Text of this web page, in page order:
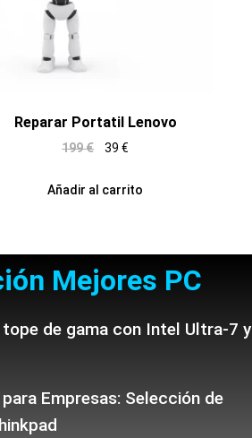
Reparar Portatil Lenovo
199€ 39 €
Añadir al carrito
Mejores PC
de gama con Intel Ultra-7 y
Empresas: Selección de